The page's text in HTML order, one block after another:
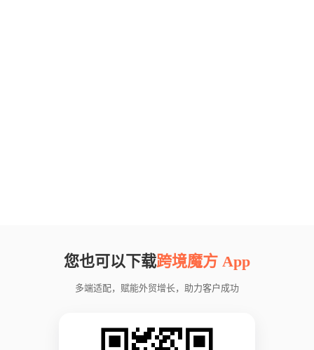
您也可以下载跨境魔方 App
多端适配，赋能外贸增长，助力客户成功